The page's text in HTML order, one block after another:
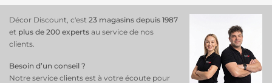
Décor Discount, c'est 23 magasins depuis 1987
et plus de 200 experts au service de nos
clients.
Besoin d’un conseil ?
Notre service clients est à votre écoute pour